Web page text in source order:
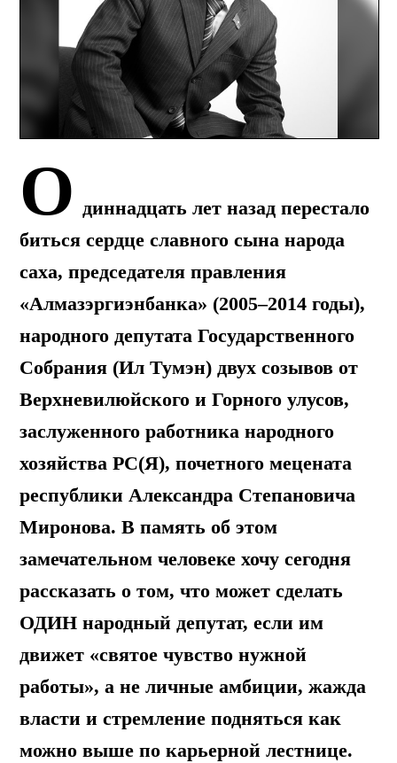
О диннадцать лет назад перестало
биться сердце славного сына народа
саха,председателя правления
«Алмазэргиэнбанка» (2005–2014 годы),
народного депутата Государственного
Собрания (Ил Тумэн) двух созывов от
Верхневилюйского и Горного улусов,
заслуженного работника народного
хозяйства РС(Я), почетного мецената
республики Александра Степановича
Миронова. В память об этом
замечательном человеке хочу сегодня
рассказать о том, что может сделать
ОДИН народный депутат, если им
движет «святое чувство нужной
работы», а не личные амбиции, жажда
власти и стремление подняться как
можно выше по карьерной лестнице.